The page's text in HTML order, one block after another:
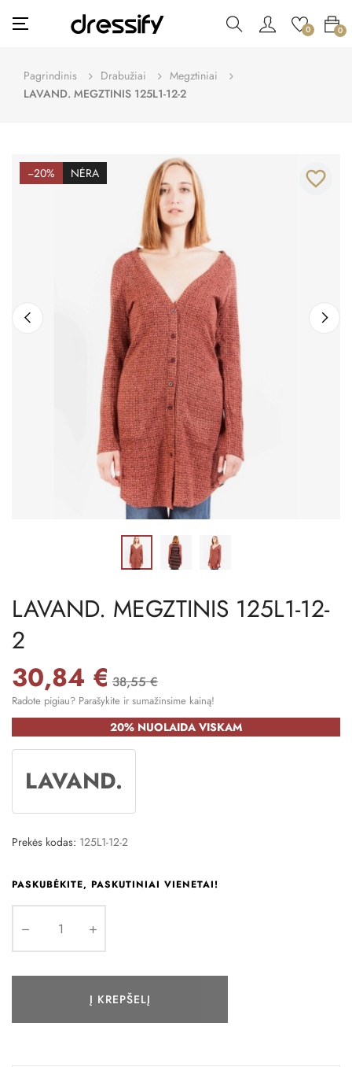
Toggle
navigation
☰ 0 0
Pagrindinis Drabužiai
Megztiniai
LAVAND. MEGZTINIS 125L1-12-2
−20% NĖRA favorite_border
LAVAND. MEGZTINIS 125L1-12-
2
30,84 € 38,55 €
Radote pigiau? Parašykite ir sumažinsime kainą!
20% NUOLAIDA VISKAM
LAVAND.
Prekės kodas: 125L1-12-2
PASKUBĖKITE, PASKUTINIAI VIENETAI!
Į KREPŠELĮ